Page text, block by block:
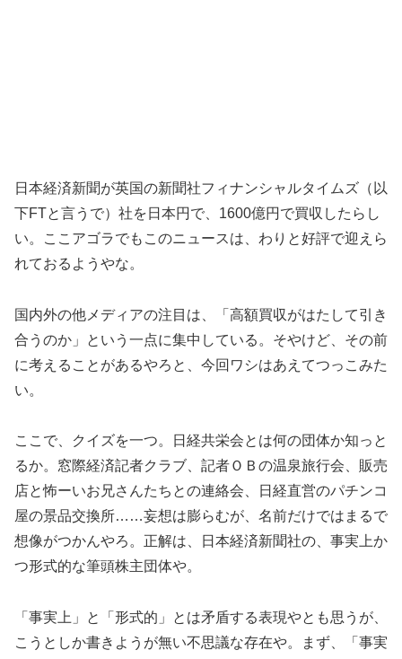
日本経済新聞が英国の新聞社フィナンシャルタイムズ（以
下FTと言うで）社を日本円で、1600億円で買収したらし
い。ここアゴラでもこのニュースは、わりと好評で迎えら
れておるようやな。
国内外の他メディアの注目は、「高額買収がはたして引き
合うのか」という一点に集中している。そやけど、その前
に考えることがあるやろと、今回ワシはあえてつっこみた
い。
ここで、クイズを一つ。日経共栄会とは何の団体か知っと
るか。窓際経済記者クラブ、記者ＯＢの温泉旅行会、販売
店と怖ーいお兄さんたちとの連絡会、日経直営のパチンコ
屋の景品交換所……妄想は膨らむが、名前だけではまるで
想像がつかんやろ。正解は、日本経済新聞社の、事実上か
つ形式的な筆頭株主団体や。
「事実上」と「形式的」とは矛盾する表現やとも思うが、
こうとしか書きようが無い不思議な存在や。まず、「事実